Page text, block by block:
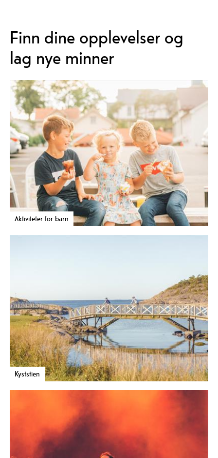
Finn dine opplevelser og
lag nye minner
Aktiviteter for barn
Kyststien